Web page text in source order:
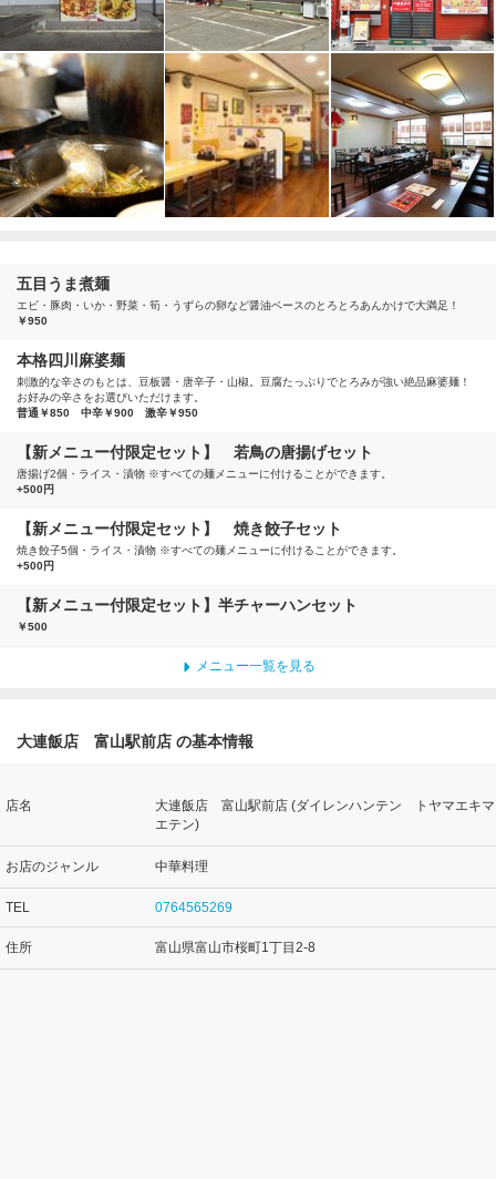
五目うま煮麺
エビ・豚肉・いか・野菜・筍・うずらの卵など醤油ベースのとろとろあんかけで大満足！
￥950
本格四川麻婆麺
刺激的な辛さのもとは、豆板醤・唐辛子・山椒。豆腐たっぷりでとろみが強い絶品麻婆麺！
お好みの辛さをお選びいただけます。
普通￥850 中辛￥900 激辛￥950
【新メニュー付限定セット】 若鳥の唐揚げセット
唐揚げ2個・ライス・漬物 ※すべての麺メニューに付けることができます。
+500円
【新メニュー付限定セット】 焼き餃子セット
焼き餃子5個・ライス・漬物 ※すべての麺メニューに付けることができます。
+500円
【新メニュー付限定セット】半チャーハンセット
￥500
メニュー一覧を見る
大連飯店 富山駅前店 の基本情報
店名
大連飯店 富山駅前店 (ダイレンハンテン トヤマエキマ
エテン)
お店のジャンル 中華料理
TEL 0764565269
住所 富山県富山市桜町1丁目2-8